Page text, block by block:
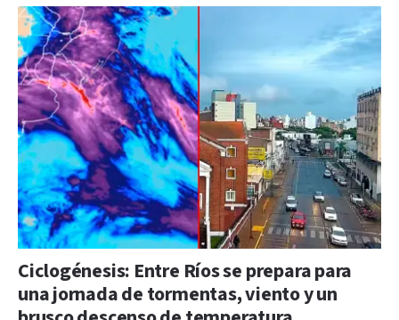
Ciclogénesis: Entre Ríos se prepara para
una jornada de tormentas, viento y un